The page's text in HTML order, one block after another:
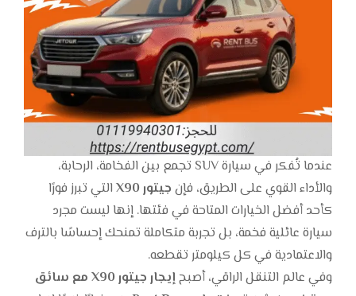
عندما تُفكر في سيارة SUV تجمع بين الفخامة، الرحابة،
والأداء القوي على الطريق، فإن جيتور X90
التي تبرز فورًا
كأحد أفضل الخيارات المتاحة في فئتها. إنها ليست مجرد
سيارة عائلية فخمة، بل تجربة متكاملة تمنحك إحساسًا بالترف
والاعتمادية في كل كيلومتر تقطعه.
وفي عالم التنقل الراقي، أصبح
إيجار جيتور X90 مع سائق